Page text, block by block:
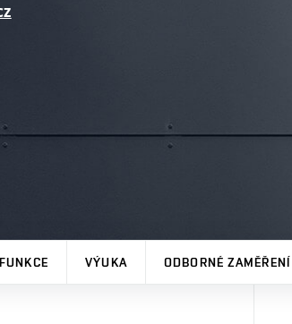
FUNKCE VÝUKA ODBORNÉ ZAMĚŘENÍ